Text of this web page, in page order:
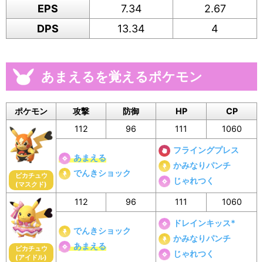
EPS
7.34
2.67
DPS
13.34 4
あまえるを覚えるポケモン
ポケモン 攻撃 防御 HP CP
ピカチュウ
(マスクド)
112 96 111 1060
あまえる
でんきショック
フライングプレス
かみなりパンチ
じゃれつく
ピカチュウ
(アイドル)
112 96 111 1060
でんきショック
あまえる
ドレインキッス*
かみなりパンチ
じゃれつく